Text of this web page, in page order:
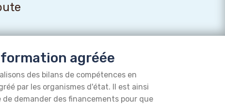
formation agréée
des bilans de compétences en
par les organismes d'état. Il est ainsi
de demander des financements pour que